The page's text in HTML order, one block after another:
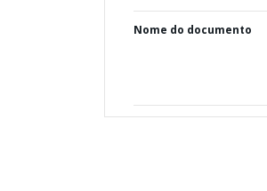
Nome do documento